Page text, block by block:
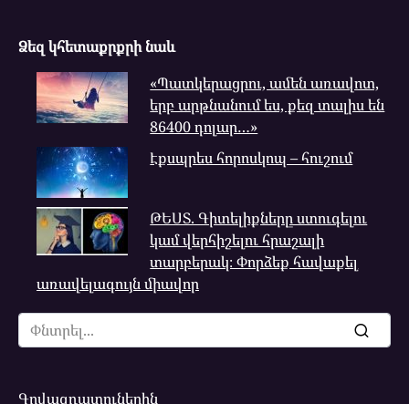
Ձեզ կհետաքրքրի նաև
«Պատկերացրու, ամեն առավոտ,
երբ արթնանում ես, քեզ տալիս են
86400 դոլար…»
Էքսպրես հորոսկոպ – հուշում
ԹԵՍՏ. Գիտելիքները ստուգելու
կամ վերհիշելու հրաշալի
տարբերակ։ Փորձեք հավաքել
առավելագույն միավոր
Search
for:
Գովազդատուներին